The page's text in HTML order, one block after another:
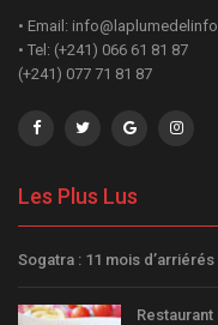
• Email:
• Tel: (+241) 066 61 81 87
(+241) 077 71 81 87
Les Plus Lus
Sogatra : 11 mois